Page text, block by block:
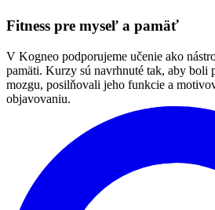
Fitness pre myseľ a pamäť
V Kogneo podporujeme učenie ako
pamäti. Kurzy sú navrhnuté tak, aby boli
mozgu, posilňovali jeho funkcie a
objavovaniu.